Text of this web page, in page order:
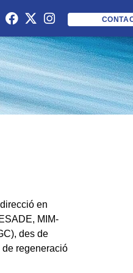
en
MIM-
des de
de regeneració